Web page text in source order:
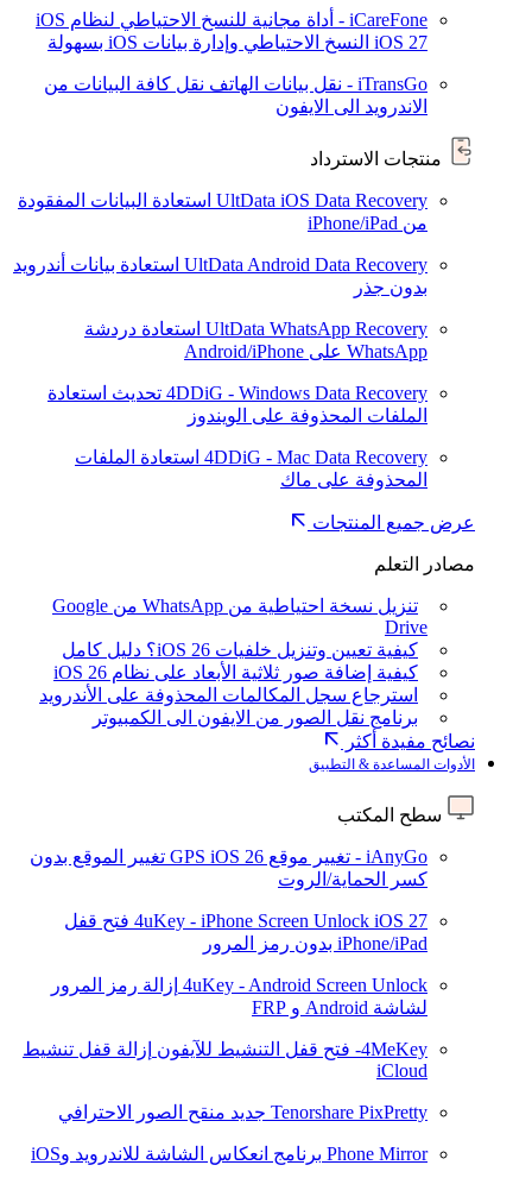
iCareFone - أداة مجانية للنسخ الاحتياطي لنظام iOS
iOS 27 النسخ الاحتياطي وإدارة بيانات iOS بسهولة
iTransGo - نقل بيانات الهاتف
نقل كافة البيانات من
الاندرويد الى الايفون
منتجات الاسترداد
UltData iOS Data Recovery استعادة البيانات المفقودة
من iPhone/iPad
UltData Android Data Recovery استعادة بيانات أندرويد
بدون جذر
UltData WhatsApp Recovery استعادة دردشة
WhatsApp على Android/iPhone
4DDiG - Windows Data Recovery تحديث استعادة
الملفات المحذوفة على الويندوز
4DDiG - Mac Data Recovery استعادة الملفات
المحذوفة على ماك
عرض جميع المنتجات
مصادر التعلم
تنزيل نسخة احتياطية من WhatsApp من Google
Drive
كيفية تعيين وتنزيل خلفيات iOS 26؟ دليل كامل
كيفية إضافة صور ثلاثية الأبعاد على نظام iOS 26
استرجاع سجل المكالمات المحذوفة على الأندرويد
برنامج نقل الصور من الايفون الى الكمبيوتر
نصائح مفيدة أكثر
الأدوات المساعدة & التطبيق
سطح المكتب
iAnyGo - تغيير موقع GPS iOS 26
تغيير الموقع بدون
كسر الحماية/الروت
4uKey - iPhone Screen Unlock iOS 27
فتح قفل
iPhone/iPad بدون رمز المرور
4uKey - Android Screen Unlock إزالة رمز المرور
لشاشة Android و FRP
4MeKey- فتح قفل التنشيط للآيفون
إزالة قفل تنشيط
iCloud
Tenorshare PixPretty جديد منقح الصور الاحترافي
Phone Mirror برنامج انعكاس الشاشة للاندرويد وiOS